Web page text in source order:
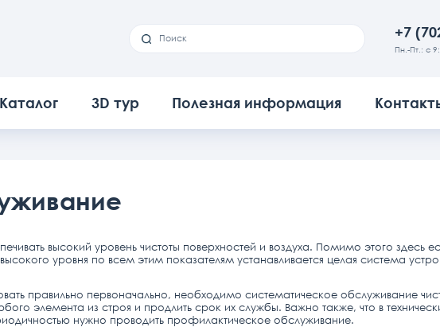
+7
Пн.-Пт.: с
Каталог 3D тур Полезная информация
высокий уровень чистоты поверхностей и воздуха. Помимо этого здесь
уровня по всем этим показателям устанавливается целая система
правильно первоначально, необходимо систематическое обслуживание
элемента из строя и продлить срок их службы. Важно также, что в
нужно проводить профилактическое обслуживание.